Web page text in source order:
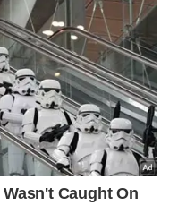
com essa
orientações
constante da
da limpeza
Veja abaixo os